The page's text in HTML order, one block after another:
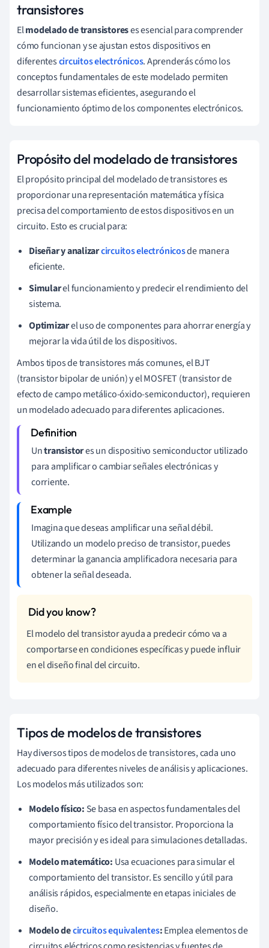
transistores
Elmodelado de transistoreses esencial para comprender
cómo funcionan y se ajustan estos dispositivos en
diferentescircuitos electrónicos. Aprenderás cómo los
conceptos fundamentales de este modelado permiten
desarrollar sistemas eficientes, asegurando el
funcionamiento óptimo de los componentes electrónicos.
Propósito del modelado de transistores
El propósito principal del modelado de transistores es
proporcionar una representación matemática y física
precisa del comportamiento de estos dispositivos en un
circuito. Esto es crucial para:
Diseñar y analizarcircuitos electrónicosde manera
eficiente.
Simularel funcionamiento y predecir el rendimiento del
sistema.
Optimizarel uso de componentes para ahorrar energía y
mejorar la vida útil de los dispositivos.
Ambos tipos de transistores más comunes, el BJT
(transistor bipolar de unión) y el MOSFET (transistor de
efecto de campo metálico-óxido-semiconductor), requieren
un modelado adecuado para diferentes aplicaciones.
Untransistores un dispositivo semiconductor utilizado
para amplificar o cambiar señales electrónicas y
corriente.
Imagina que deseas amplificar una señal débil.
Utilizando un modelo preciso de transistor, puedes
determinar la ganancia amplificadora necesaria para
obtener la señal deseada.
El modelo del transistor ayuda a predecir cómo va a
comportarse en condiciones específicas y puede influir
en el diseño final del circuito.
Tipos de modelos de transistores
Hay diversos tipos de modelos de transistores, cada uno
adecuado para diferentes niveles de análisis y aplicaciones.
Los modelos más utilizados son:
Modelo físico: Se basa en aspectos fundamentales del
comportamiento físico del transistor. Proporciona la
mayor precisión y es ideal para simulaciones detalladas.
Modelo matemático: Usa ecuaciones para simular el
comportamiento del transistor. Es sencillo y útil para
análisis rápidos, especialmente en etapas iniciales de
diseño.
Modelo decircuitos equivalentes:Emplea elementos de